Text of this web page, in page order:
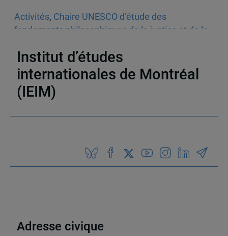
Activités, Chaire UNESCO d’étude des
fondements philosophiques de la justice et de la
Institut d’études
internationales de Montréal
(IEIM)
Adresse civique